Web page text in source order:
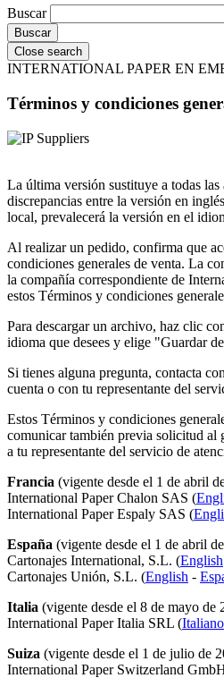
Buscar
Close search
INTERNATIONAL PAPER EN
Términos y condiciones
La última versión sustituye a todas las
discrepancias entre la versión en
local, prevalecerá la versión en el
Al realizar un pedido, confirma que
condiciones generales de venta. La
la compañía correspondiente de
estos Términos y condiciones
Para descargar un archivo, haz clic
idioma que desees y elige "Guardar
Si tienes alguna pregunta, contacta
cuenta o con tu representante del
Estos Términos y condiciones
comunicar también previa solicitud al
a tu representante del servicio de
Francia (vigente desde el 1 de abril
International Paper Chalon SAS (
International Paper Espaly SAS (
España (vigente desde el 1 de abril
Cartonajes International, S.L. (English
Cartonajes Unión, S.L. (English -
Italia (vigente desde el 8 de mayo de
International Paper Italia SRL (Italiano
Suiza (vigente desde el 1 de julio de
International Paper Switzerland